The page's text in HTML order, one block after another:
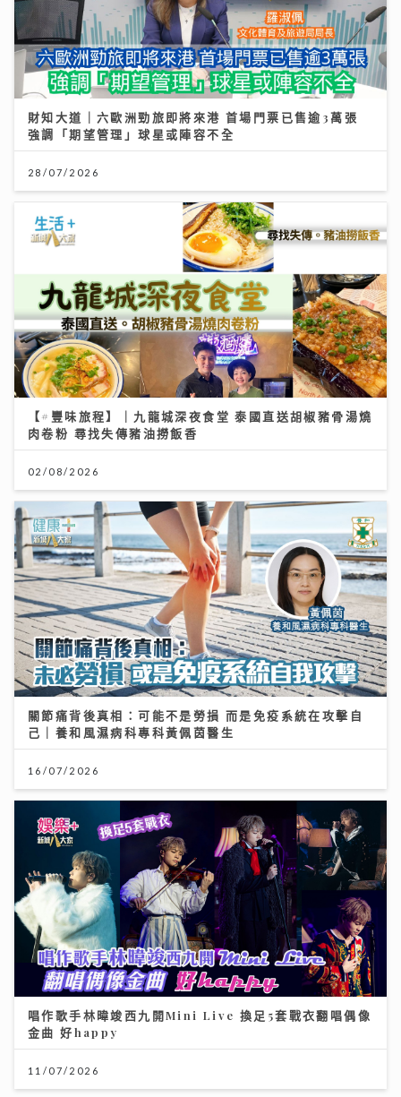
財知大道｜六歐洲勁旅即將來港 首場門票已售逾3萬張
強調「期望管理」球星或陣容不全
28/07/2026
【#豐味旅程】｜九龍城深夜食堂 泰國直送胡椒豬骨湯燒
肉卷粉 尋找失傳豬油撈飯香
02/08/2026
關節痛背後真相：可能不是勞損 而是免疫系統在攻擊自
己｜養和風濕病科專科黃佩茵醫生
16/07/2026
唱作歌手林暐竣西九開Mini Live 換足5套戰衣翻唱偶像
金曲 好happy
11/07/2026